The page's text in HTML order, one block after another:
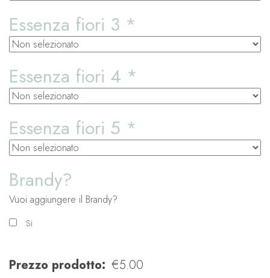
Essenza fiori 3 *
Essenza fiori 4 *
Essenza fiori 5 *
Brandy?
Vuoi aggiungere il Brandy?
Si
Prezzo prodotto: €5.00